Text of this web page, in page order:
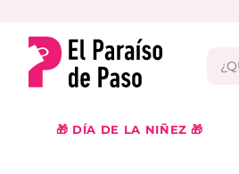
🎁 DÍA DE LA NIÑEZ 🎁